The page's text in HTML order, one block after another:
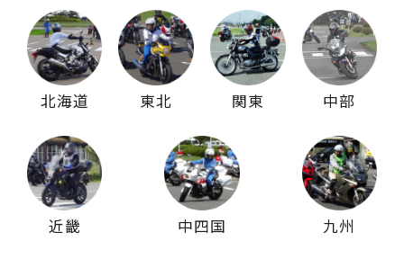
北海道 東北 関東 中部
近畿 中四国 九州